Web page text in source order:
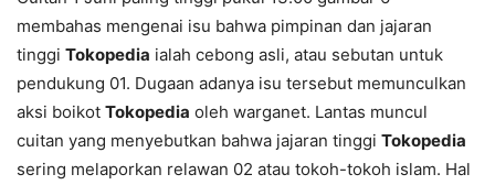
membahas mengenai isu bahwa pimpinan dan jajaran
tinggi Tokopedia ialah cebong asli, atau sebutan untuk
pendukung 01. Dugaan adanya isu tersebut memunculkan
aksi boikot Tokopedia oleh warganet. Lantas muncul
cuitan yang menyebutkan bahwa jajaran tinggi Tokopedia
sering melaporkan relawan 02 atau tokoh-tokoh islam. Hal